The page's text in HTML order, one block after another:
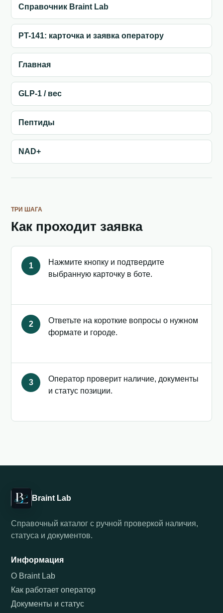
Справочник Braint Lab
PT-141: карточка и заявка оператору
Главная
GLP-1 / вес
Пептиды
NAD+
ТРИ ШАГА
Как проходит заявка
1
Нажмите кнопку и подтвердите
выбранную карточку в боте.
2
Ответьте на короткие вопросы о нужном
формате и городе.
3
Оператор проверит наличие, документы
и статус позиции.
Braint Lab
Справочный каталог с ручной проверкой наличия,
статуса и документов.
Информация
О Braint Lab
Как работает оператор
Документы и статус